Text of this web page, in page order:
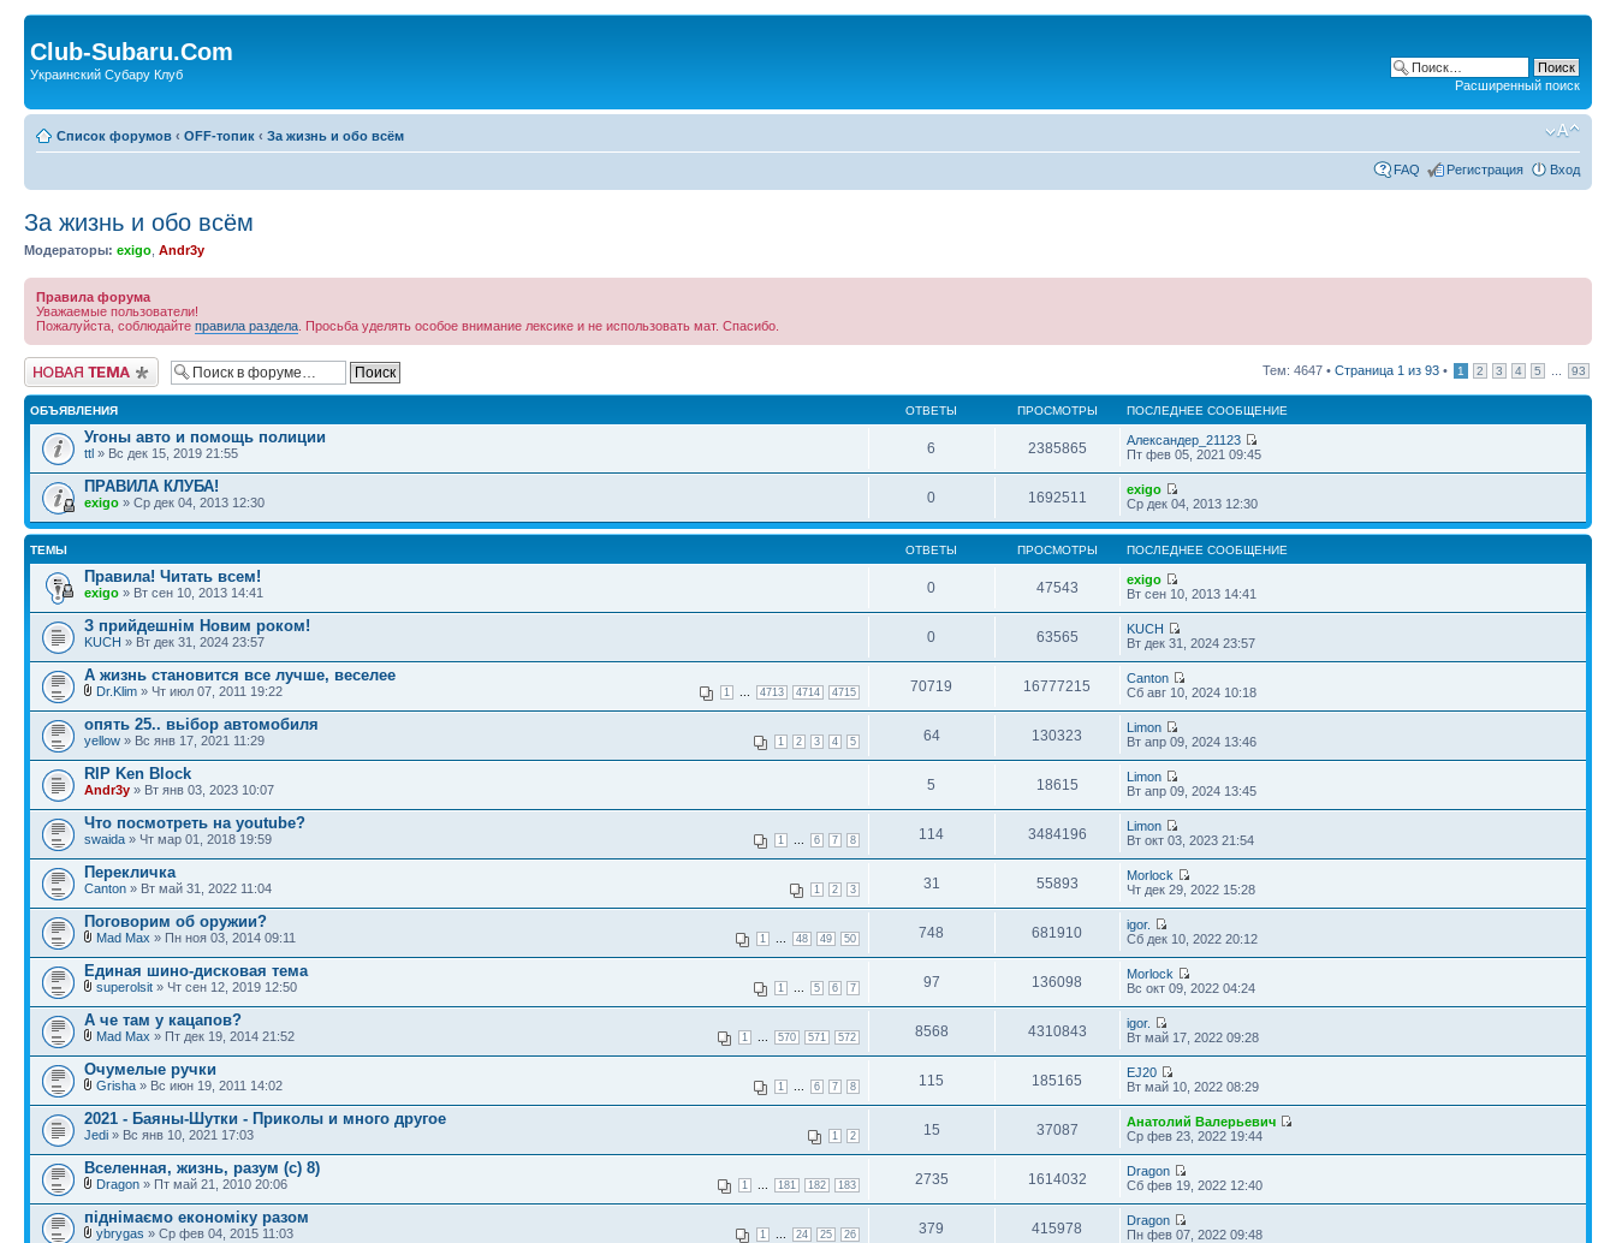
Club-Subaru.Com
Украинский Субару Клуб
Расширенный поиск
Список форумов ‹ OFF-топик ‹ За жизнь и обо всём
FAQ Регистрация Вход
За жизнь и обо всём
Модераторы: exigo Andr3y
Правила форума
Уважаемые пользователи!
Пожалуйста, соблюдайте правила раздела . Просьба уделять особое внимание лексике и не использовать мат. Спасибо.
Новая тема Тем: 4647 • Страница 1 из 93 • 1 2 3 4 5 93
ОБЪЯВЛЕНИЯ ОТВЕТЫ ПРОСМОТРЫ ПОСЛЕДНЕЕ СООБЩЕНИЕ
Угоны авто и помощь полиции
ttl » Вс дек 15, 2019 21:55 6 2385865
Александер_21123
Пт фев 05, 2021 09:45
ПРАВИЛА КЛУБА!
exigo » Ср дек 04, 2013 12:30 0 1692511
exigo
Ср дек 04, 2013 12:30
ТЕМЫ ОТВЕТЫ ПРОСМОТРЫ ПОСЛЕДНЕЕ СООБЩЕНИЕ
Правила! Читать всем!
exigo » Вт сен 10, 2013 14:41 0 47543
exigo
Вт сен 10, 2013 14:41
З прийдешнім Новим роком!
KUCH » Вт дек 31, 2024 23:57 0 63565
KUCH
Вт дек 31, 2024 23:57
А жизнь становится все лучше, веселее
1 4713 4714 4715
Dr.Klim » Чт июл 07, 2011 19:22 70719 16777215
Canton
Сб авг 10, 2024 10:18
опять 25.. вьібор автомобиля
1 2 3 4 5
yellow » Вс янв 17, 2021 11:29 64 130323
Limon
Вт апр 09, 2024 13:46
RIP Ken Block
Andr3y » Вт янв 03, 2023 10:07 5 18615
Limon
Вт апр 09, 2024 13:45
Что посмотреть на youtube?
1 6 7 8
swaida » Чт мар 01, 2018 19:59 114 3484196
Limon
Вт окт 03, 2023 21:54
Перекличка
1 2 3
Canton » Вт май 31, 2022 11:04 31 55893
Morlock
Чт дек 29, 2022 15:28
Поговорим об оружии?
1 48 49 50
Mad Max » Пн ноя 03, 2014 09:11 748 681910
igor.
Сб дек 10, 2022 20:12
Единая шино-дисковая тема
1 5 6 7
superolsit » Чт сен 12, 2019 12:50 97 136098
Morlock
Вс окт 09, 2022 04:24
А че там у кацапов?
1 570 571 572
Mad Max » Пт дек 19, 2014 21:52 8568 4310843
igor.
Вт май 17, 2022 09:28
Очумелые ручки
1 6 7 8
Grisha » Вс июн 19, 2011 14:02 115 185165
EJ20
Вт май 10, 2022 08:29
2021 - Баяны-Шутки - Приколы и много другое
1 2
Jedi » Вс янв 10, 2021 17:03 15 37087
Анатолий Валерьевич
Ср фев 23, 2022 19:44
Вселенная, жизнь, разум (с) 8)
1 181 182 183
Dragon » Пт май 21, 2010 20:06 2735 1614032
Dragon
Сб фев 19, 2022 12:40
піднімаємо економіку разом
1 24 25 26
ybrygas » Ср фев 04, 2015 11:03 379 415978
Dragon
Пн фев 07, 2022 09:48